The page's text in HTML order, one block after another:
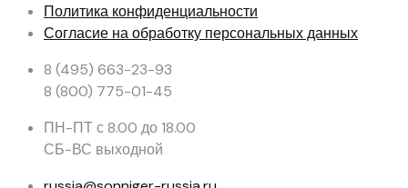
Политика конфиденциальности
Согласие на обработку персональных данных
8 (495) 663-23-93
8 (800) 775-01-45
ПН-ПТ с 8.00 до 18.00
СБ-ВС выходной